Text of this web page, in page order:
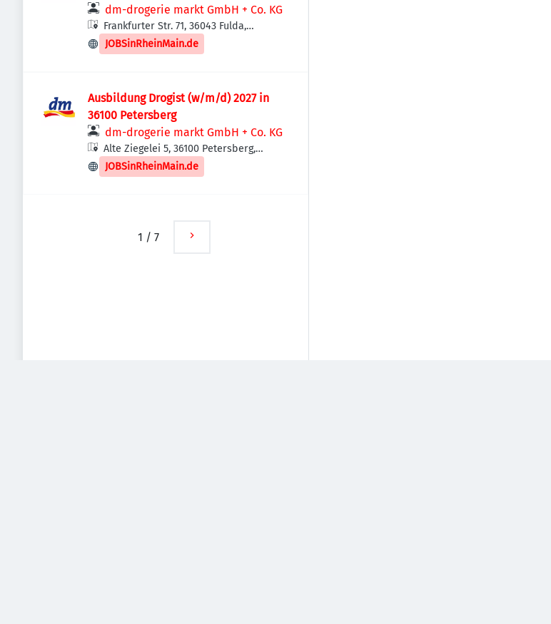
dm-drogerie markt GmbH + Co. KG
Frankfurter Str. 71, 36043 Fulda,
Deutschland
JOBSinRheinMain.de
Ausbildung Drogist (w/m/d) 2027 in
36100 Petersberg
dm-drogerie markt GmbH + Co. KG
Alte Ziegelei 5, 36100 Petersberg,
Deutschland
JOBSinRheinMain.de
1 / 7